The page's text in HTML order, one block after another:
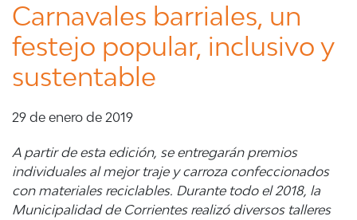
Carnavales barriales, un
festejo popular, inclusivo y
sustentable
29 de enero de 2019
A partir de esta edición, se entregarán premios
individuales al mejor traje y carroza confeccionados
con materiales reciclables. Durante todo el 2018, la
Municipalidad de Corrientes realizó diversos talleres